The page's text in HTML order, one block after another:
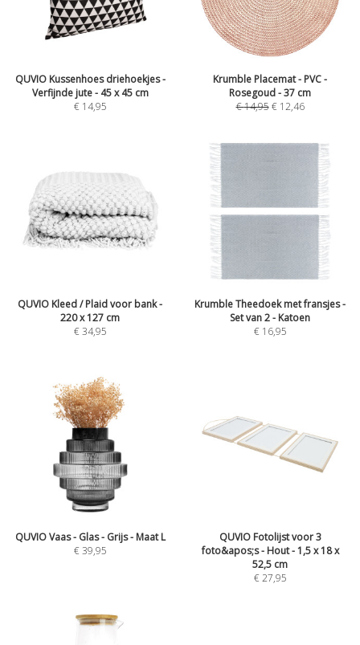
QUVIO Kussenhoes driehoekjes -
Verfijnde jute - 45 x 45 cm
€ 14,95
Krumble Placemat - PVC -
Rosegoud - 37 cm
€14,95 € 12,46
QUVIO Kleed / Plaid voor bank -
220 x 127 cm
€34,95
Krumble Theedoek met fransjes -
Set van 2 - Katoen
€ 16,95
QUVIO Vaas - Glas - Grijs - Maat L
€39,95
QUVIO Fotolijst voor 3
foto&apos;s - Hout - 1,5 x 18 x
52,5 cm
€27,95